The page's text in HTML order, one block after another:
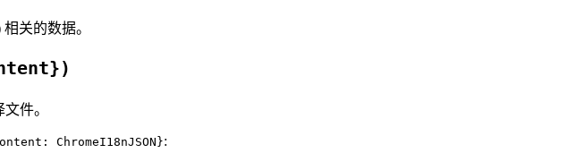
关的数据。
件。
ChromeI18nJSON}: